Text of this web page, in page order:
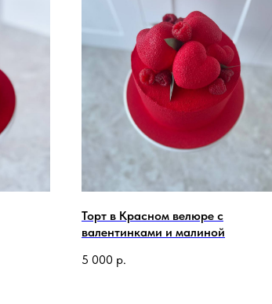
Торт в Красном велюре с
валентинками и малиной
5 000 р.